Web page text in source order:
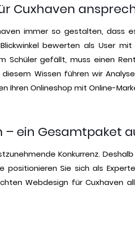
Cuxhaven
immer so gestalten, dass
bewerten als User
Schüler gefällt, muss einen
Wissen führen wir
Ihren Onlineshop mit Online-
– ein Gesamtpaket
Konkurrenz.
positionieren Sie sich als
Webdesign für Cuxhaven